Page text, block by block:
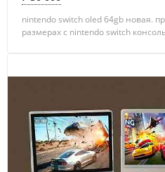
nintendo switch oled 64gb новая.
размерах с nintendo switch